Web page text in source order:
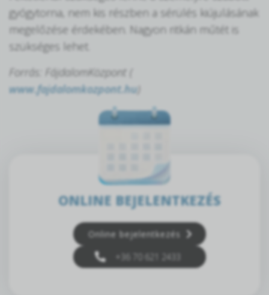
gyógytorna, nem kis részben a sérülés kiújulásának
megelőzése érdekében. Nagyon ritkán műtét is
szükséges lehet.
Forrás: FájdalomKözpont (
www.fajdalomkozpont.hu
ONLINE BEJELENTKEZÉS
Online bejelentkezés
+36 70 621 2433